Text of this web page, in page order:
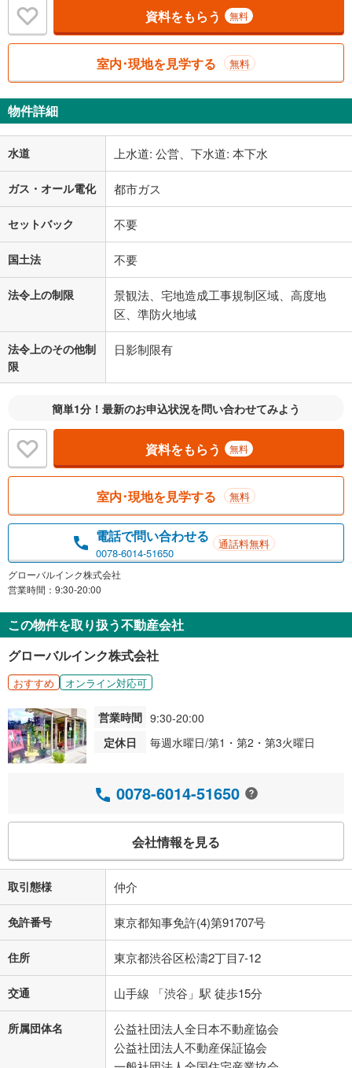
資料をもらう 無料
室内･現地を見学する 無料
物件詳細
水道 上水道: 公営、下水道: 本下水
ガス・オール電化 都市ガス
セットバック 不要
国土法 不要
法令上の制限
景観法、宅地造成工事規制区域、高度地
区、準防火地域
法令上のその他制
限
日影制限有
簡単1分！最新のお申込状況を問い合わせてみよう
資料をもらう 無料
室内･現地を見学する 無料
電話で問い合わせる
0078-6014-51650
通話料無料
グローバルインク株式会社
営業時間：9:30-20:00
この物件を取り扱う不動産会社
グローバルインク株式会社
おすすめ オンライン対応可
営業時間 9:30-20:00
定休日
毎週水曜日/第1・第2・第3火曜日
0078-6014-51650
会社情報を見る
取引態様 仲介
免許番号 東京都知事免許(4)第91707号
住所 東京都渋谷区松濤2丁目7‐12
交通 山手線 「渋谷」駅 徒歩15分
所属団体名
公益社団法人全日本不動産協会
公益社団法人不動産保証協会